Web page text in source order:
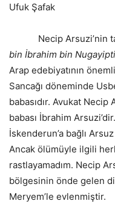
Ufuk Şafak
Necip Arsuzi’nin
bin İbrahim bin
Arap edebiyatının
Sancağı döneminde
babasıdır. Avukat
babası İbrahim Arsuzi’dir.
İskenderun’a bağlı
Ancak ölümüyle ilgili
rastlayamadım. Necip
bölgesinin önde gelen
Meryem’le evlenmiştir.